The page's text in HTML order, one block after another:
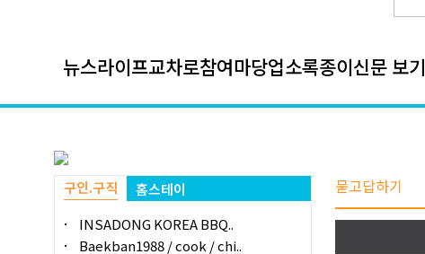
뉴스라이프교차로참여마당업소록종이신문 보기
구인.구직
홈스테이
INSADONG KOREA BBQ..
Baekban1988 / cook / chi..
묻고답하기